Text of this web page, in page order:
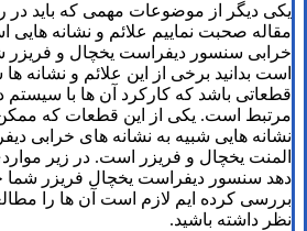
یکی دیگر از موضوعات مهمی که باید در
مقاله صحبت نماییم علائم و نشانه هایی
خرابی سنسور دیفراست یخچال و فریزر
است بدانید برخی از این علائم و نشانه
قطعاتی باشد که کارکرد آن ها با
مرتبط است. یکی از این قطعات که
نشانه هایی شبیه به نشانه های خرابی
المنت یخچال و فریزر است. در زیر
دهد سنسور دیفراست یخچال فریزر شما
بررسی کرده ایم لازم است آن ها را
نظر داشته باشید.